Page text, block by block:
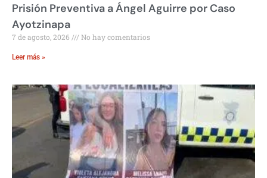
Prisión Preventiva a Ángel Aguirre por Caso
Ayotzinapa
7 de agosto, 2026 No hay comentarios
Leer más »